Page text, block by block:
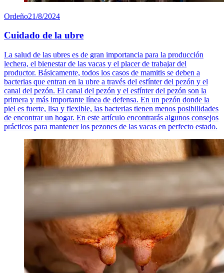
Ordeño21/8/2024
Cuidado de la ubre
La salud de las ubres es de gran importancia para la producción
lechera, el bienestar de las vacas y el placer de trabajar del
productor. Básicamente, todos los casos de mamitis se deben a
bacterias que entran en la ubre a través del esfínter del pezón y el
canal del pezón. El canal del pezón y el esfínter del pezón son la
primera y más importante línea de defensa. En un pezón donde la
piel es fuerte, lisa y flexible, las bacterias tienen menos posibilidades
de encontrar un hogar. En este artículo encontrarás algunos consejos
prácticos para mantener los pezones de las vacas en perfecto estado.